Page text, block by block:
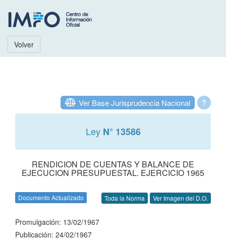
Volver
?
Ver Base Jurisprudencia Nacional
Ley N° 13586
RENDICION DE CUENTAS Y BALANCE DE
EJECUCION PRESUPUESTAL. EJERCICIO 1965
Documento Actualizado Toda la Norma Ver Imagen del D.O.
Promulgación: 13/02/1967
Publicación: 24/02/1967